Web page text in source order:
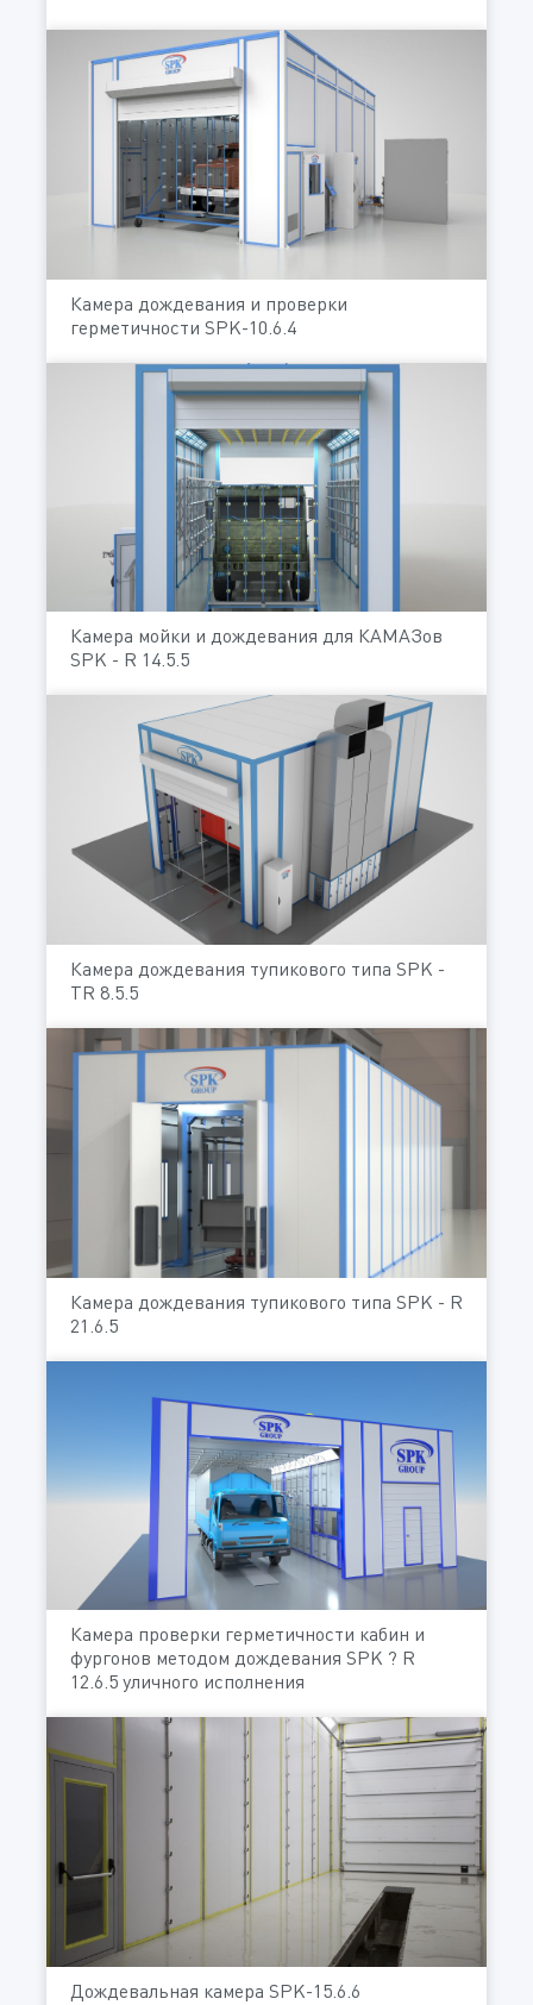
Камера дождевания и проверки
герметичности SPK-10.6.4
Камера мойки и дождевания для КАМАЗов
SPK - R 14.5.5
Камера дождевания тупикового типа SPK -
ТR 8.5.5
Камера дождевания тупикового типа SPK - R
21.6.5
Камера проверки герметичности кабин и
фургонов методом дождевания SPK ? R
12.6.5 уличного исполнения
Дождевальная камера SPK-15.6.6